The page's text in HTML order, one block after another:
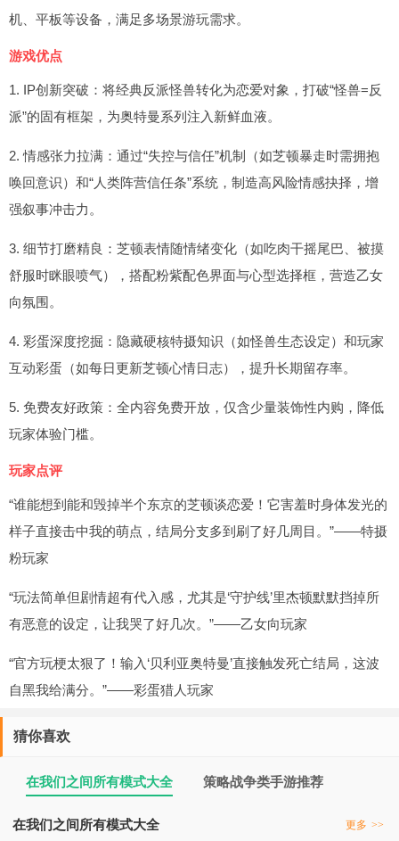
机、平板等设备，满足多场景游玩需求。
游戏优点
1. IP创新突破：将经典反派怪兽转化为恋爱对象，打破“怪兽=反
派”的固有框架，为奥特曼系列注入新鲜血液。
2. 情感张力拉满：通过“失控与信任”机制（如芝顿暴走时需拥抱
唤回意识）和“人类阵营信任条”系统，制造高风险情感抉择，增
强叙事冲击力。
3. 细节打磨精良：芝顿表情随情绪变化（如吃肉干摇尾巴、被摸
舒服时眯眼喷气），搭配粉紫配色界面与心型选择框，营造乙女
向氛围。
4. 彩蛋深度挖掘：隐藏硬核特摄知识（如怪兽生态设定）和玩家
互动彩蛋（如每日更新芝顿心情日志），提升长期留存率。
5. 免费友好政策：全内容免费开放，仅含少量装饰性内购，降低
玩家体验门槛。
玩家点评
“谁能想到能和毁掉半个东京的芝顿谈恋爱！它害羞时身体发光的
样子直接击中我的萌点，结局分支多到刷了好几周目。”——特摄
粉玩家
“玩法简单但剧情超有代入感，尤其是‘守护线’里杰顿默默挡掉所
有恶意的设定，让我哭了好几次。”——乙女向玩家
“官方玩梗太狠了！输入‘贝利亚奥特曼’直接触发死亡结局，这波
自黑我给满分。”——彩蛋猎人玩家
猜你喜欢
在我们之间所有模式大全 策略战争类手游推荐
在我们之间所有模式大全 更多 >>